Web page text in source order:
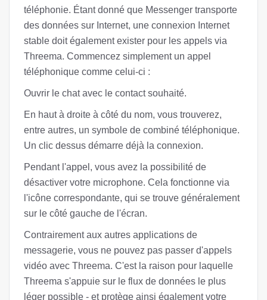
téléphonie. Étant donné que Messenger transporte
des données sur Internet, une connexion Internet
stable doit également exister pour les appels via
Threema. Commencez simplement un appel
téléphonique comme celui-ci :
Ouvrir le chat avec le contact souhaité.
En haut à droite à côté du nom, vous trouverez,
entre autres, un symbole de combiné téléphonique.
Un clic dessus démarre déjà la connexion.
Pendant l'appel, vous avez la possibilité de
désactiver votre microphone. Cela fonctionne via
l'icône correspondante, qui se trouve généralement
sur le côté gauche de l'écran.
Contrairement aux autres applications de
messagerie, vous ne pouvez pas passer d'appels
vidéo avec Threema. C'est la raison pour laquelle
Threema s'appuie sur le flux de données le plus
léger possible - et protège ainsi également votre